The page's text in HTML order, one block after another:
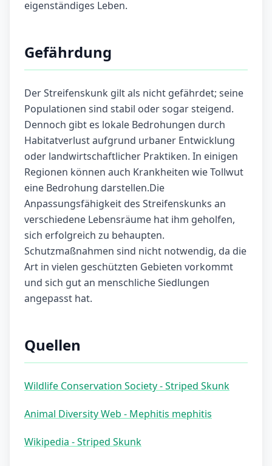
eigenständiges Leben.
Gefährdung
Der Streifenskunk gilt als nicht gefährdet; seine
Populationen sind stabil oder sogar steigend.
Dennoch gibt es lokale Bedrohungen durch
Habitatverlust aufgrund urbaner Entwicklung
oder landwirtschaftlicher Praktiken. In einigen
Regionen können auch Krankheiten wie Tollwut
eine Bedrohung darstellen.Die
Anpassungsfähigkeit des Streifenskunks an
verschiedene Lebensräume hat ihm geholfen,
sich erfolgreich zu behaupten.
Schutzmaßnahmen sind nicht notwendig, da die
Art in vielen geschützten Gebieten vorkommt
und sich gut an menschliche Siedlungen
angepasst hat.
Quellen
Wildlife Conservation Society - Striped Skunk
Animal Diversity Web - Mephitis mephitis
Wikipedia - Striped Skunk